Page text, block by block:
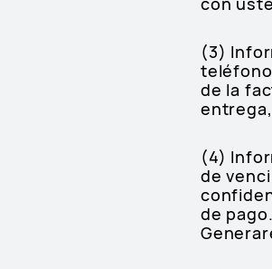
(3)
de la
(4)
de
de